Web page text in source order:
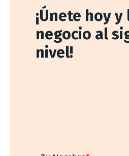
¡Únete hoy
negocio al
nivel!